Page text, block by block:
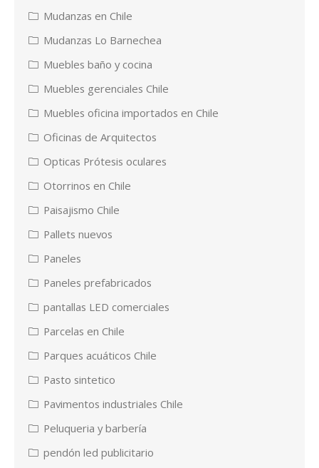
Mudanzas en Chile
Mudanzas Lo Barnechea
Muebles baño y cocina
Muebles gerenciales Chile
Muebles oficina importados en Chile
Oficinas de Arquitectos
Opticas Prótesis oculares
Otorrinos en Chile
Paisajismo Chile
Pallets nuevos
Paneles
Paneles prefabricados
pantallas LED comerciales
Parcelas en Chile
Parques acuáticos Chile
Pasto sintetico
Pavimentos industriales Chile
Peluqueria y barbería
pendón led publicitario